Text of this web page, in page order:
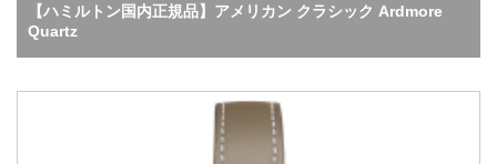
【ハミルトン国内正規品】アメリカン クラシック Ardmore
Quartz